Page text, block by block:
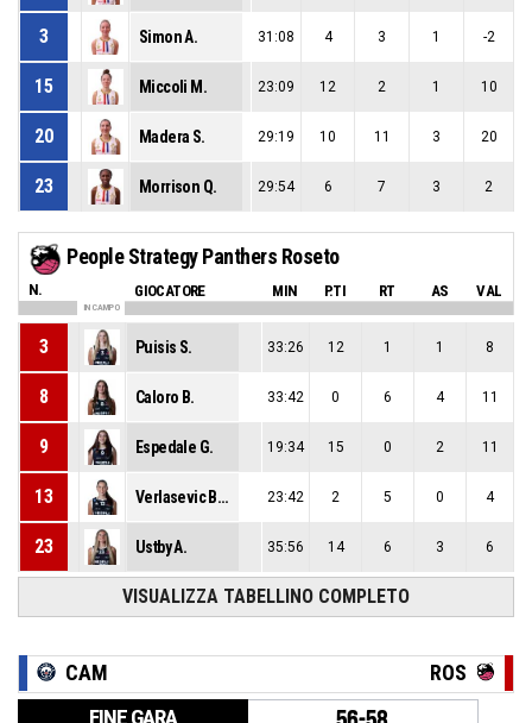
3 Simon A. 31:08 4 3 1 -2
15 Miccoli M. 23:09 12 2 1 10
20 Madera S. 29:19 10 11 3 20
23 Morrison Q. 29:54 6 7 3 2
People Strategy Panthers Roseto
N. GIOCATORE MIN P.TI RT AS VAL
IN CAMPO
3 Puisis S. 33:26 12 1 1 8
8 Caloro B. 33:42 0 6 4 11
9 Espedale G. 19:34 15 0 2 11
13 Verlasevic Brcaninovic M. 23:42 2 5 0 4
23 Ustby A. 35:56 14 6 3 6
VISUALIZZA TABELLINO COMPLETO
CAM ROS
FINE GARA